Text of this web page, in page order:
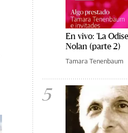
En vivo: 'La
Nolan (parte 2)
Tamara Tenenbaum
5